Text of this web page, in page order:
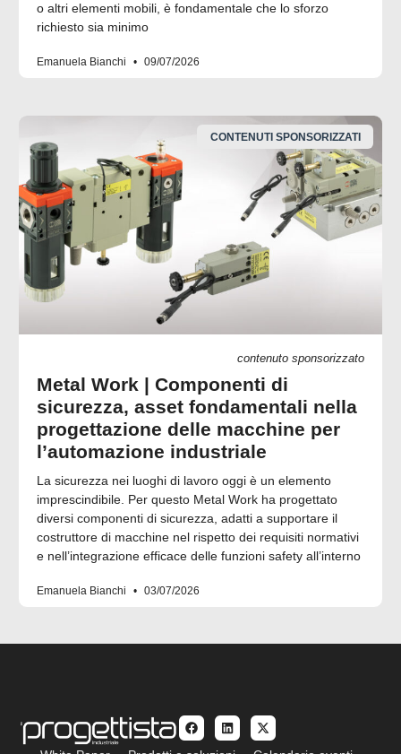
o altri elementi mobili, è fondamentale che lo sforzo
richiesto sia minimo
Emanuela Bianchi 09/07/2026
CONTENUTI SPONSORIZZATI
contenuto sponsorizzato
Metal Work | Componenti di
sicurezza, asset fondamentali nella
progettazione delle macchine per
l’automazione industriale
La sicurezza nei luoghi di lavoro oggi è un elemento
imprescindibile. Per questo Metal Work ha progettato
diversi componenti di sicurezza, adatti a supportare il
costruttore di macchine nel rispetto dei requisiti normativi
e nell’integrazione efficace delle funzioni safety all’interno
Emanuela Bianchi 03/07/2026